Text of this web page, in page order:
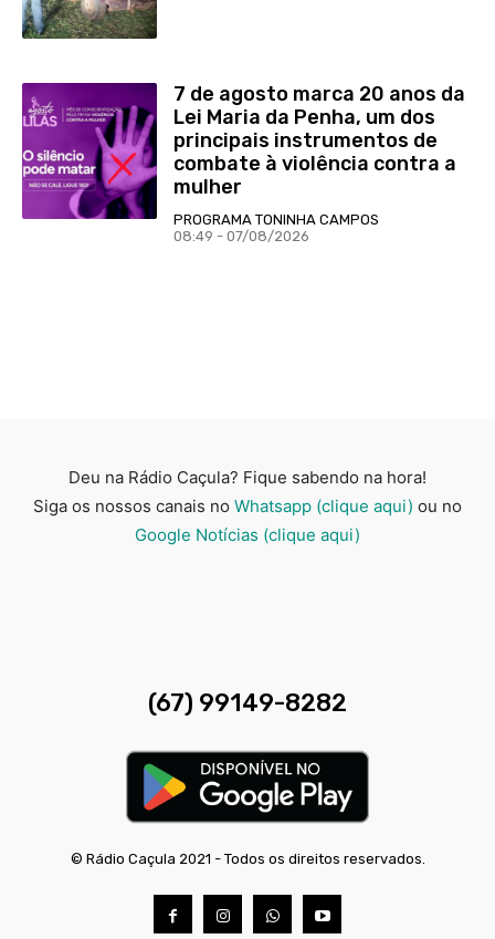
7 de agosto marca 20 anos da
Lei Maria da Penha, um dos
principais instrumentos de
combate à violência contra a
mulher
PROGRAMA TONINHA CAMPOS
08:49 - 07/08/2026
Deu na Rádio Caçula? Fique sabendo na hora!
Siga os nossos canais no Whatsapp (clique aqui) ou no
Google Notícias (clique aqui)
(67) 99149-8282
© Rádio Caçula 2021 - Todos os direitos reservados.